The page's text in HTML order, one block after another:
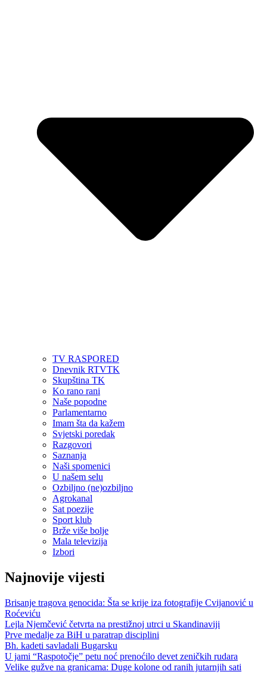
TV RASPORED
Dnevnik RTVTK
Skupština TK
Ko rano rani
Naše popodne
Parlamentarno
Imam šta da kažem
Svjetski poredak
Razgovori
Saznanja
Naši spomenici
U našem selu
Ozbiljno (ne)ozbiljno
Agrokanal
Sat poezije
Sport klub
Brže više bolje
Mala televizija
Izbori
Najnovije vijesti
Brisanje tragova genocida: Šta se krije iza fotografije Cvijanović u
Roćeviću
Lejla Njemčević četvrta na prestižnoj utrci u Skandinaviji
Prve medalje za BiH u paratrap disciplini
Bh. kadeti savladali Bugarsku
U jami “Raspotočje” petu noć prenoćilo devet zeničkih rudara
Velike gužve na granicama: Duge kolone od ranih jutarnjih sati